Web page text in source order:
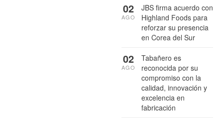
JBS firma acuerdo con
Highland Foods para
reforzar su presencia
en Corea del Sur
02
AGO
Tabañero es
reconocida por su
compromiso con la
calidad, innovación y
excelencia en
fabricación
02
AGO